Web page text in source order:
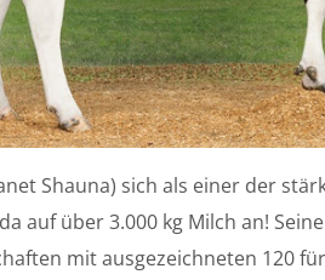
Shauna) sich als einer der
über 3.000 kg Milch an!
mit ausgezeichneten 120